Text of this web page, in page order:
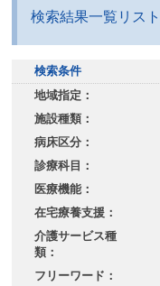
検索結果一覧リスト
検索条件
地域指定：
施設種類：
病床区分：
診療科目：
医療機能：
在宅療養支援：
介護サービス種
類：
フリーワード：